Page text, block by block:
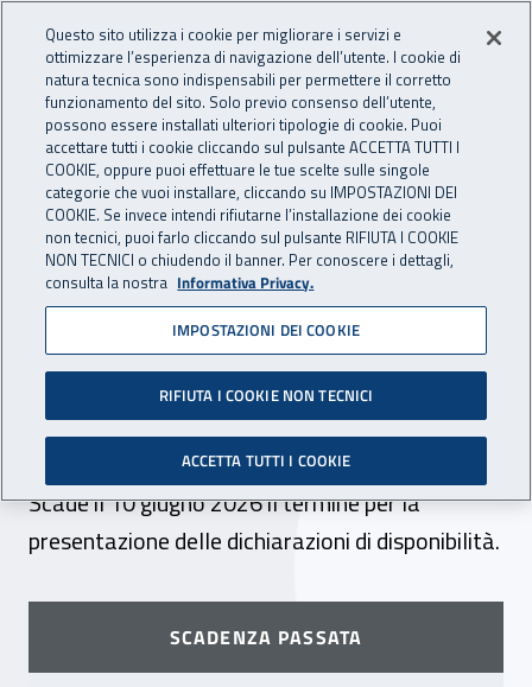
INAIL - Istituto Nazionale
Apri cerca
Navigazione principale
Navigazione - Ti trovi in:
Home Inail comunica Scadenze Scadenza
Dr Puglia: selezione
comparativa per incarico a
tempo determinato n. 36
ore - branca medicina del
lavoro - sede Bari
Scade il 10 giugno 2026 il termine per la
presentazione delle dichiarazioni di disponibilità.
SCADENZA PASSATA
10 GIUGNO 2026
Questo sito utilizza i cookie per migliorare i servizi e
ottimizzare l’esperienza di navigazione dell’utente. I cookie di
natura tecnica sono indispensabili per permettere il corretto
funzionamento del sito. Solo previo consenso dell’utente,
possono essere installati ulteriori tipologie di cookie. Puoi
accettare tutti i cookie cliccando sul pulsante ACCETTA TUTTI I
COOKIE, oppure puoi effettuare le tue scelte sulle singole
categorie che vuoi installare, cliccando su IMPOSTAZIONI DEI
COOKIE. Se invece intendi rifiutarne l’installazione dei cookie
non tecnici, puoi farlo cliccando sul pulsante RIFIUTA I COOKIE
NON TECNICI o chiudendo il banner. Per conoscere i dettagli,
consulta la nostra Informativa Privacy.
IMPOSTAZIONI DEI COOKIE
RIFIUTA I COOKIE NON TECNICI
ACCETTA TUTTI I COOKIE